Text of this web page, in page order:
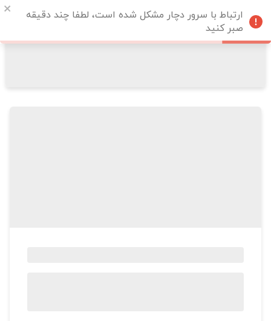
ارتباط با سرور دچار مشکل شده است، لطفا چند دقیقه
صبر کنید